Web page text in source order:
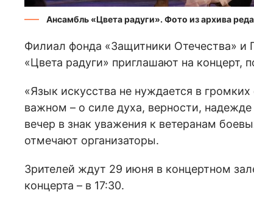
Ансамбль «Цвета радуги». Фото из архива
Филиал фонда «Защитники Отечества» и
«Цвета радуги» приглашают на
«Язык искусства не нуждается в
важном – о силе духа, верности,
вечер в знак уважения к ветеранам
отмечают организаторы.
Зрителей ждут 29 июня в концертном
концерта – в 17:30.